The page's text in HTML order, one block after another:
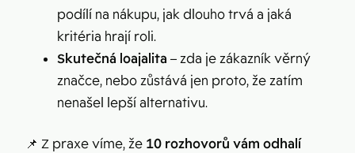
podílí na nákupu, jak dlouho trvá a jaká
kritéria hrají roli.
Skutečná loajalita – zda je zákazník věrný
značce, nebo zůstává jen proto, že zatím
nenašel lepší alternativu.
📌 Z praxe víme, že 10 rozhovorů vám odhalí